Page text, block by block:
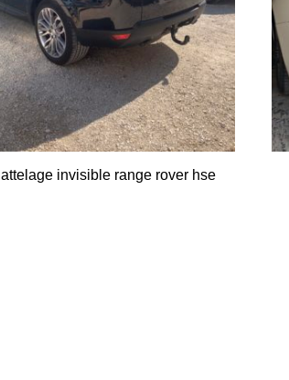
attelage invisible range rover hse